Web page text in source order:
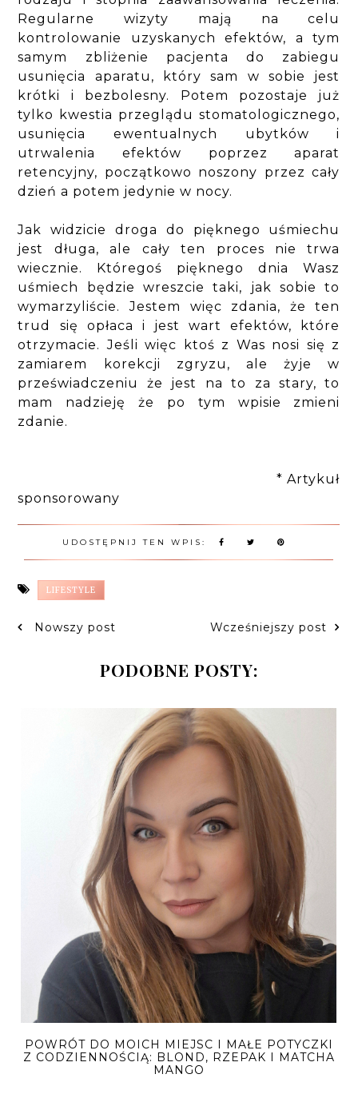
Regularne wizyty mają na celu
kontrolowanie uzyskanych efektów, a tym
samym zbliżenie pacjenta do zabiegu
usunięcia aparatu, który sam w sobie jest
krótki i bezbolesny. Potem pozostaje już
tylko kwestia przeglądu stomatologicznego,
usunięcia ewentualnych ubytków i
utrwalenia efektów poprzez aparat
retencyjny, początkowo noszony przez cały
dzień a potem jedynie w nocy.
Jak widzicie droga do pięknego uśmiechu
jest długa, ale cały ten proces nie trwa
wiecznie. Któregoś pięknego dnia Wasz
uśmiech będzie wreszcie taki, jak sobie to
wymarzyliście. Jestem więc zdania, że ten
trud się opłaca i jest wart efektów, które
otrzymacie. Jeśli więc ktoś z Was nosi się z
zamiarem korekcji zgryzu, ale żyje w
przeświadczeniu że jest na to za stary, to
mam nadzieję że po tym wpisie zmieni
zdanie.
* Artykuł
sponsorowany
UDOSTĘPNIJ TEN WPIS:
LIFESTYLE
Nowszy post Wcześniejszy post
PODOBNE POSTY:
POWRÓT DO MOICH MIEJSC I MAŁE POTYCZKI
Z CODZIENNOŚCIĄ: BLOND, RZEPAK I MATCHA
MANGO